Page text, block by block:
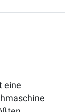
eine